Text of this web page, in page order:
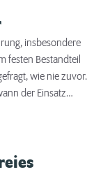
insbesondere
festen Bestandteil
wie nie zuvor.
der Einsatz